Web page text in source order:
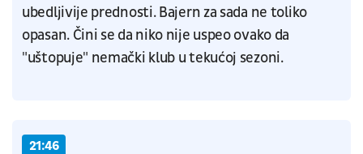
ubedljivije prednosti. Bajern za sada ne toliko
opasan. Čini se da niko nije uspeo ovako da
"uštopuje" nemački klub u tekućoj sezoni.
21:46